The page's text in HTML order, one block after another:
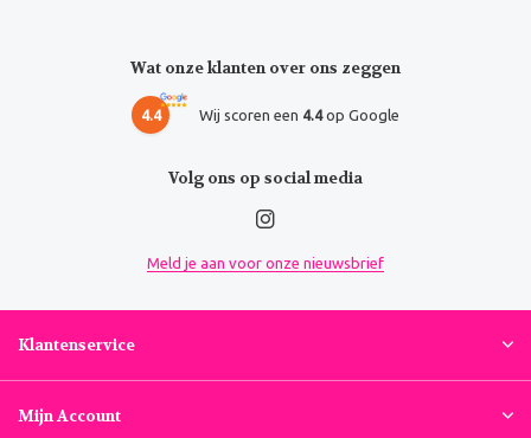
Wat onze klanten over ons zeggen
4.4 Wij scoren een 4.4op Google
Volg ons op social media
Meld je aan voor onze nieuwsbrief
Klantenservice
Mijn Account